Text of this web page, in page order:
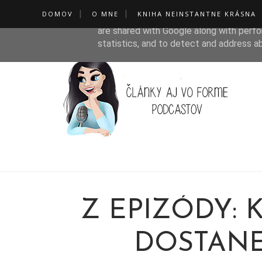
DOMOV O MNE KNIHA NEINSTANTNE KRÁSNA
Z EPIZÓDY:
This site uses cookies from Google to
are shared with Google along with
statistics, and to detect and address